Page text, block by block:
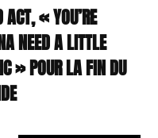
ACT, « YOU’RE
NEED A LITTLE
» POUR LA FIN DU